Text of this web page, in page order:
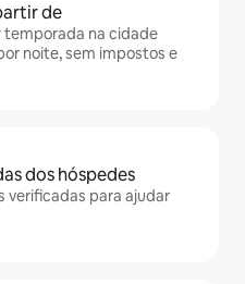
de
temporada na cidade
noite, sem impostos e
dos hóspedes
verificadas para ajudar